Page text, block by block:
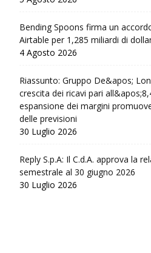
Bending Spoons firma un
Airtable per 1,285 miliardi di
4 Agosto 2026
Riassunto: Gruppo De&apos;
crescita dei ricavi pari
espansione dei margini
delle previsioni
30 Luglio 2026
Reply S.p.A: Il C.d.A. approva la
semestrale al 30 giugno 2026
30 Luglio 2026